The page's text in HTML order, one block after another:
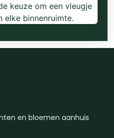
keuze om een vleugje
elke binnenruimte.
en bloemen aanhuis